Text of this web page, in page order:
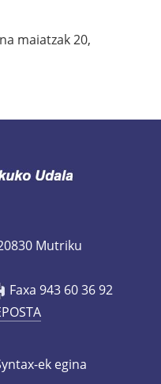
maiatzak 20,
Mutriku
Faxa 943 60 36 92
ek egina